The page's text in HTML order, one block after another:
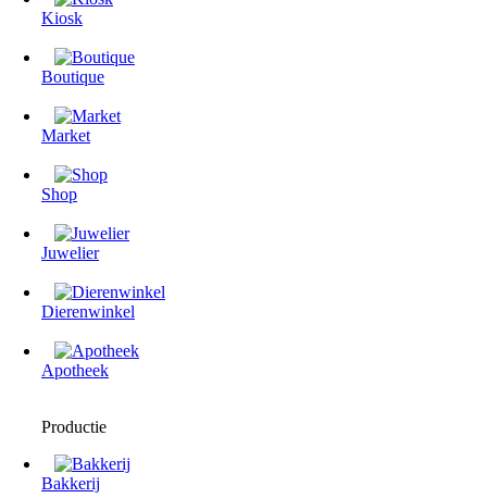
Kiosk
Boutique
Market
Shop
Juwelier
Dierenwinkel
Apotheek
Productie
Bakkerij